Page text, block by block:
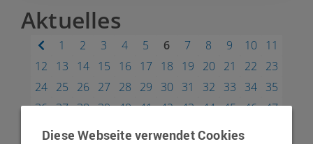
Aktuelles
1 2 3 4 5 6 7 8 9 10 11
12
13 14 15 16 17 18 19 20 21 22
23
24 25 26 27 28 29 30 31 32 33 34 35
36 37 38 39 40 41 42 43 44 45 46 47
48
50 51 52 55 56 57
Diese Webseite verwendet Cookies